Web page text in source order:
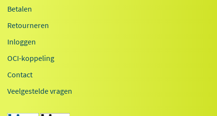
Betalen
Retourneren
Inloggen
OCI-koppeling
Contact
Veelgestelde vragen